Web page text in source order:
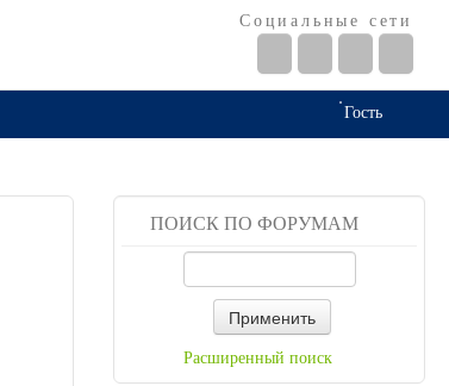
Социальные сети
Гость
ПОИСК ПО ФОРУМАМ
Применить
Расширенный поиск